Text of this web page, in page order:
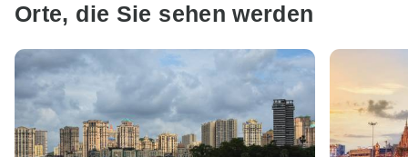
Orte, die Sie sehen werden